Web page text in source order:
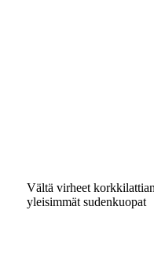
Vältä virheet korkkilattian
yleisimmät sudenkuopat